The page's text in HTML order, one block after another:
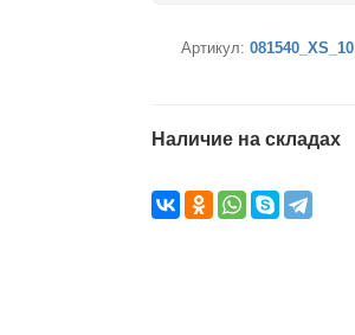
Артикул: 081540_XS_10
Наличие на складах